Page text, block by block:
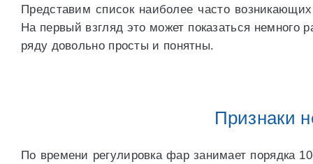
Представим список наиболее часто
На первый взгляд это может показаться
ряду довольно просты и понятны.
Признаки
По времени регулировка фар занимает порядка